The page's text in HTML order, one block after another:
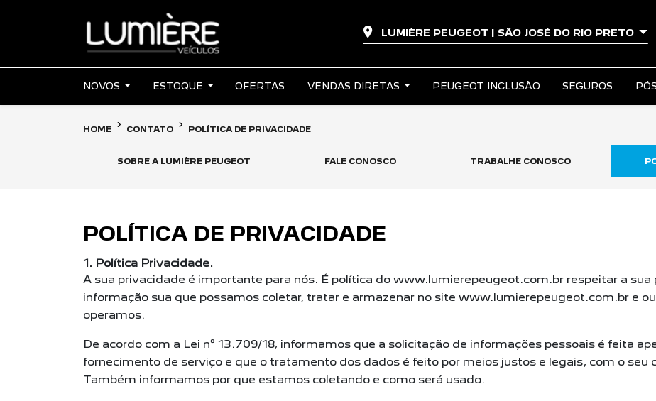
LUMIÈRE PEUGEOT | SÃO JOSÉ DO RIO PRETO
NOVOS ESTOQUE OFERTAS VENDAS DIRETAS PEUGEOT INCLUSÃO SEGUROS
HOME CONTATO POLÍTICA DE PRIVACIDADE
SOBRE A LUMIÈRE PEUGEOT FALE CONOSCO TRABALHE CONOSCO
POLÍTICA DE PRIVACIDADE
1. Política Privacidade.
A sua privacidade é importante para nós. É política do www.lumierepeugeot.com.br respeitar a
informação sua que possamos coletar, tratar e armazenar no site www.lumierepeugeot.com.br e
operamos.
De acordo com a Lei nº 13.709/18, informamos que a solicitação de informações pessoais é feita
fornecimento de serviço e que o tratamento dos dados é feito por meios justos e legais, com o
Também informamos por que estamos coletando e como será usado.